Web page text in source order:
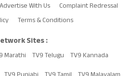
Advertise With Us
Complaint Redressal
Terms & Conditions
Sites :
Marathi TV9 Telugu TV9 Kannada